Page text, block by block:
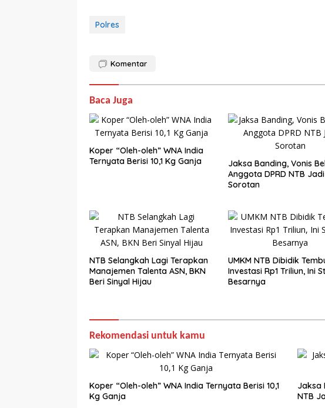
Polres
Komentar
Baca Juga
Koper “Oleh-oleh” WNA India
Ternyata Berisi 10,1 Kg Ganja
Jaksa Banding, Vonis
Anggota DPRD NTB Jadi
Sorotan
NTB Selangkah Lagi Terapkan
Manajemen Talenta ASN, BKN
Beri Sinyal Hijau
UMKM NTB Dibidik
Investasi Rp1 Triliun, Ini
Besarnya
Rekomendasi untuk kamu
Koper “Oleh-oleh” WNA India Ternyata Berisi 10,1
Kg Ganja
Jaksa
NTB